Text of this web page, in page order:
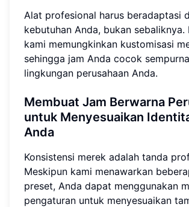
Alat profesional harus beradaptasi
kebutuhan Anda, bukan sebaliknya.
kami memungkinkan kustomisasi
sehingga jam Anda cocok
lingkungan perusahaan Anda.
Membuat Jam Berwarna
untuk Menyesuaikan
Anda
Konsistensi merek adalah tanda
Meskipun kami menawarkan
preset, Anda dapat menggunakan
pengaturan untuk menyesuaikan